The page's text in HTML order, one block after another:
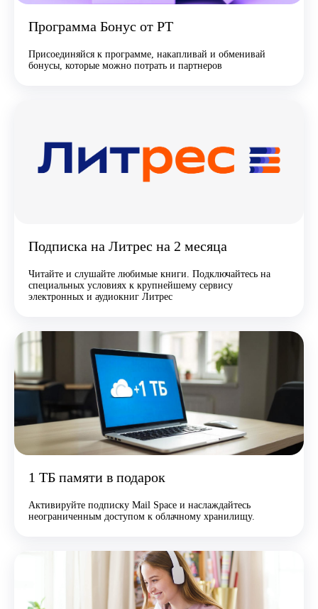
Программа Бонус от РТ
Присоединяйся к программе, накапливай и обменивай
бонусы, которые можно потрать и партнеров
Подписка на Литрес на 2 месяца
Читайте и слушайте любимые книги. Подключайтесь на
специальных условиях к крупнейшему сервису
электронных и аудиокниг Литрес
1 ТБ памяти в подарок
Активируйте подписку Mail Space и наслаждайтесь
неограниченным доступом к облачному хранилищу.